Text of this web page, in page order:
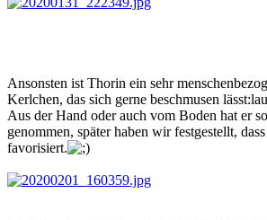
Ansonsten ist Thorin ein sehr
Kerlchen, das sich gerne beschmusen
Aus der Hand oder auch vom Boden hat er
genommen, später haben wir festgestellt,
favorisiert.